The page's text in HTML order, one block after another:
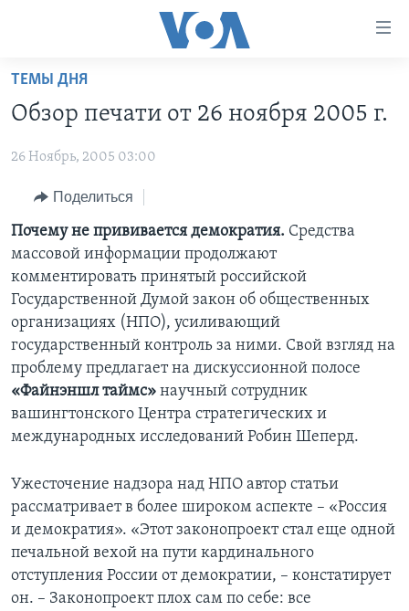
Перейти
основной
Перейти
навигации
Перейти
поиск
ГЛАВНОЕ
ПРОГРАММЫ
АМЕРИКА
НОВОСТИ ЗА МИНУТУ
ИТОГИ
ПОЧЕМУ ЭТО ВАЖНО?
ДИСКУССИЯ VOA
ДЕТАЛИ
НЬЮ-ЙОРК NEW YORK
АМЕРИКА. БОЛЬШОЕ ПУТЕШЕСТВИЕ
ПРОЕКТЫ
УЧИМ АНГЛИЙСКИЙ
НАША АМЕРИКАНСКАЯ ИСТОРИЯ
А КАК В АМЕРИКЕ?
АРТЕФАКТЫ
АМЕРИКАНСКИЕ ГОРОДКИ
ТЕСТЫ
ЭКСПЕРТИЗА
ИНТЕРВЬЮ
ФАКТЫ ПРОТИВ ФЕЙКОВ
ЗА СВОБОДУ ПРЕССЫ
УЧИМ АНГЛИЙСКИЙ
ВИДЕО
ПОДПИСКА НА НОВОСТИ
Learning English
СОЦИАЛЬНЫЕ СЕТИ
Языки
ТЕМЫ ДНЯ
Обзор печати от 26 ноября 2005 г.
26 Ноябрь, 2005 03:00
Поделиться
Почему не прививается демократия. Средства
массовой информации продолжают
комментировать принятый российской
Государственной Думой закон об общественных
организациях (НПО), усиливающий
государственный контроль за ними. Свой взгляд на
проблему предлагает на дискуссионной полосе
«Файнэншл таймс» научный сотрудник
вашингтонского Центра стратегических и
международных исследований Робин Шеперд.
Ужесточение надзора над НПО автор статьи
рассматривает в более широком аспекте – «Россия
и демократия». «Этот законопроект стал еще одной
печальной вехой на пути кардинального
отступления России от демократии, – констатирует
он. – Законопроект плох сам по себе: все